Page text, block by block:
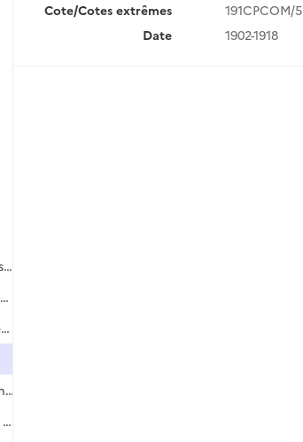
Français et étrangers en Perse (1897-1903). Écoles françaises (1897-1907). Demandes de protection et de naturalisation françaises (1897-1904).
Français et protégés en perse (1905-1917). Ecoles françaises (1905-1907).
Autorisations de Français en perse (1908-1915). Français en Perse (1913-1917). troubles du tauris (1912-1915). Affaire de Khosrowa [lazaristes] (1912-1916).
Français au service de la Perse: médecins, dossiers personnels.
Français au service de la Perse: médecins et vétérinaires: dossiers personnels.
Cote/Cotes extrêmes
Date
1902-1918